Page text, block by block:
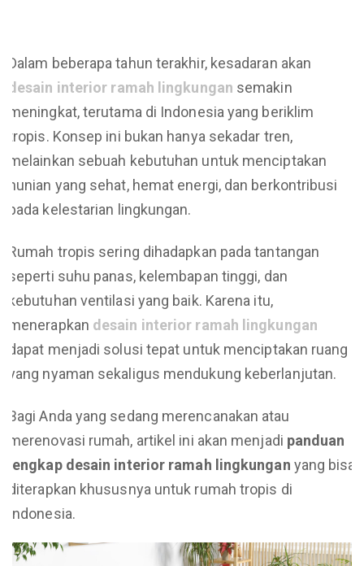
Dalam beberapa tahun terakhir, kesadaran akan
desain interior ramah lingkungan semakin
meningkat, terutama di Indonesia yang beriklim
tropis. Konsep ini bukan hanya sekadar tren,
melainkan sebuah kebutuhan untuk menciptakan
hunian yang sehat, hemat energi, dan berkontribusi
pada kelestarian lingkungan.
Rumah tropis sering dihadapkan pada tantangan
seperti suhu panas, kelembapan tinggi, dan
kebutuhan ventilasi yang baik. Karena itu,
menerapkan desain interior ramah lingkungan
dapat menjadi solusi tepat untuk menciptakan ruang
yang nyaman sekaligus mendukung keberlanjutan.
Bagi Anda yang sedang merencanakan atau
merenovasi rumah, artikel ini akan menjadi panduan
lengkap desain interior ramah lingkungan yang bisa
diterapkan khususnya untuk rumah tropis di
Indonesia.